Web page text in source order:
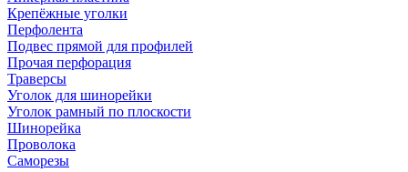
Крепёжные уголки
Перфолента
Подвес прямой для профилей
Прочая перфорация
Траверсы
Уголок для шинорейки
Уголок рамный по плоскости
Шинорейка
Проволока
Саморезы